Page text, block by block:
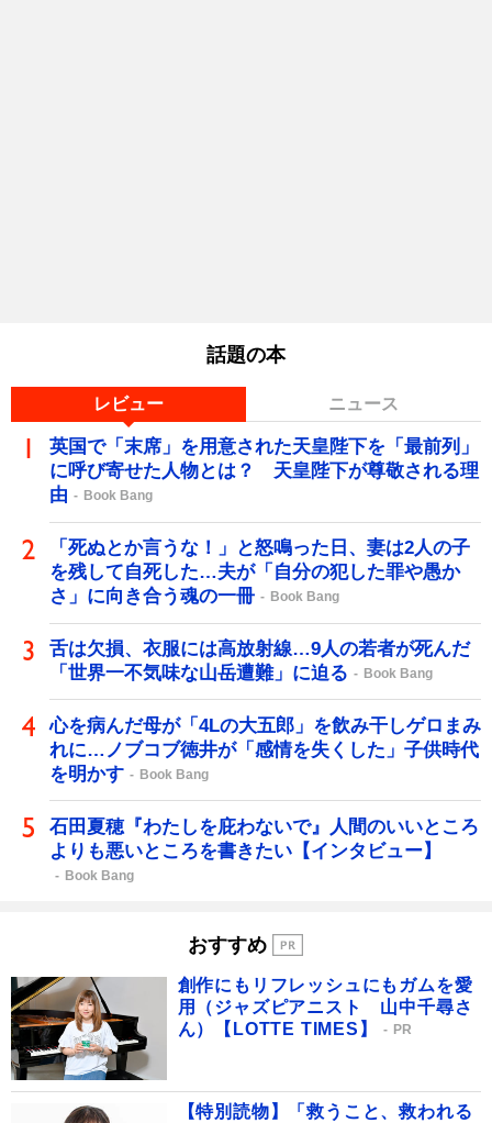
話題の本
レビュー ニュース
英国で「末席」を用意された天皇陛下を「最前列」
に呼び寄せた人物とは？ 天皇陛下が尊敬される理
由
Book Bang
「死ぬとか言うな！」と怒鳴った日、妻は2人の子
を残して自死した…夫が「自分の犯した罪や愚か
さ」に向き合う魂の一冊
Book Bang
舌は欠損、衣服には高放射線…9人の若者が死んだ
「世界一不気味な山岳遭難」に迫る
Book Bang
心を病んだ母が「4Lの大五郎」を飲み干しゲロまみ
れに…ノブコブ徳井が「感情を失くした」子供時代
を明かす
Book Bang
石田夏穂『わたしを庇わないで』人間のいいところ
よりも悪いところを書きたい【インタビュー】
Book Bang
おすすめ
創作にもリフレッシュにもガムを愛
用（ジャズピアニスト 山中千尋さ
ん）【LOTTE TIMES】
PR
【特別読物】「救うこと、救われる